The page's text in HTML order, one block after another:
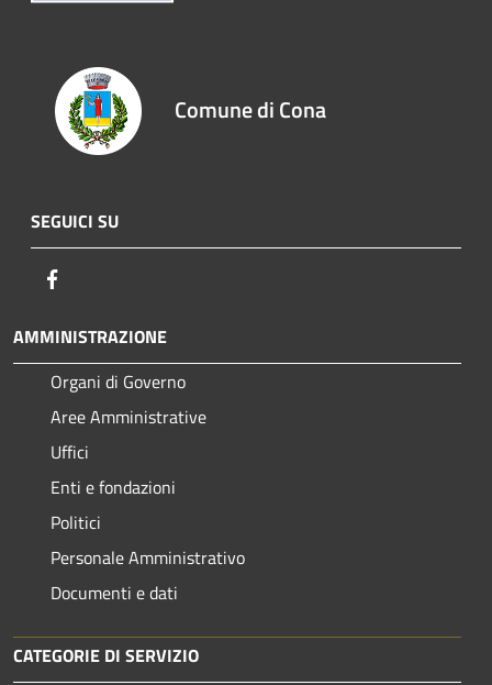
Comune di Cona
SEGUICI SU
AMMINISTRAZIONE
Organi di Governo
Aree Amministrative
Uffici
Enti e fondazioni
Politici
Personale Amministrativo
Documenti e dati
CATEGORIE DI SERVIZIO